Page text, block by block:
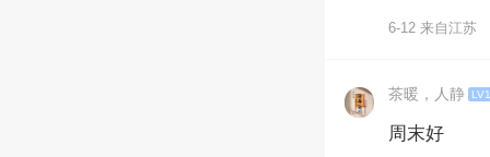
6-12 来自江苏
茶暖，人静
周末好